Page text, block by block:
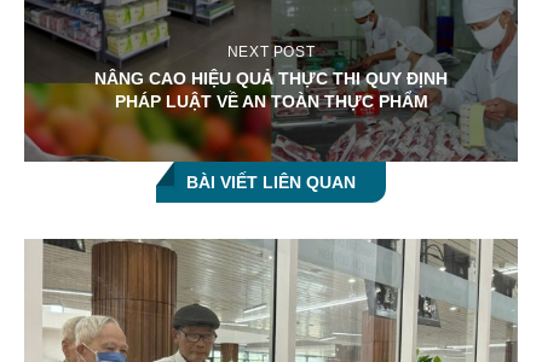
NEXT POST
NÂNG CAO HIỆU QUẢ THỰC THI QUY ĐỊNH
PHÁP LUẬT VỀ AN TOÀN THỰC PHẨM
BÀI VIẾT LIÊN QUAN